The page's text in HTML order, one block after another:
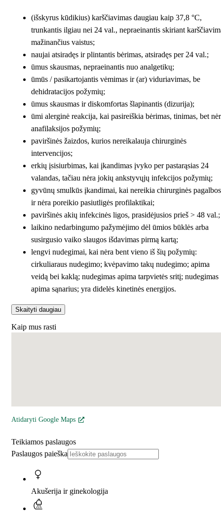
(išskyrus kūdikius) karščiavimas daugiau kaip 37,8 °C,
trunkantis ilgiau nei 24 val., nepraeinantis skiriant
mažinančius vaistus;
naujai atsiradęs ir plintantis bėrimas, atsiradęs per 24 val.;
ūmus skausmas, nepraeinantis nuo analgetikų;
ūmūs / pasikartojantis vėmimas ir (ar) viduriavimas, be
dehidratacijos požymių;
ūmus skausmas ir diskomfortas šlapinantis (dizurija);
ūmi alerginė reakcija, kai pasireiškia bėrimas, tinimas, bet
anafilaksijos požymių;
paviršinės žaizdos, kurios nereikalauja chirurginės
intervencijos;
erkių įsisiurbimas, kai įkandimas įvyko per pastarąsias 24
valandas, tačiau nėra jokių ankstyvųjų infekcijos požymių;
gyvūnų smulkūs įkandimai, kai nereikia chirurginės pagalbos
ir nėra poreikio pasiutligės profilaktikai;
paviršinės akių infekcinės ligos, prasidėjusios prieš > 48 val.;
laikino nedarbingumo pažymėjimo dėl ūmios būklės arba
susirgusio vaiko slaugos išdavimas pirmą kartą;
lengvi nudegimai, kai nėra bent vieno iš šių požymių:
cirkuliaraus nudegimo; kvėpavimo takų nudegimo; apima
veidą bei kaklą; nudegimas apima tarpvietės sritį; nudegimas
apima sąnarius; yra didelės kinetinės energijos.
Skaityti daugiau
Kaip mus rasti
Atidaryti Google Maps
Teikiamos paslaugos
Paslaugos paieška
Akušerija ir ginekologija